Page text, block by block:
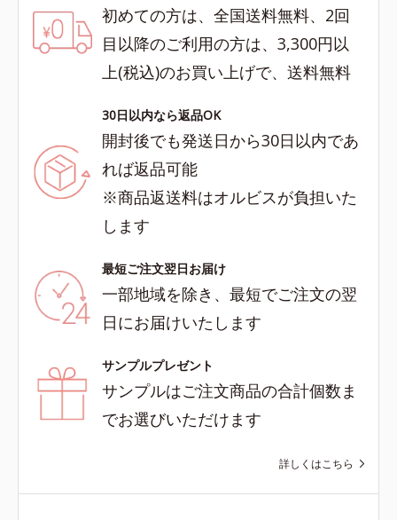
初めての方は、全国送料無料、2回
目以降のご利用の方は、3,300円以
上(税込)のお買い上げで、送料無料
30日以内なら返品OK
開封後でも発送日から30日以内であ
れば返品可能
※商品返送料はオルビスが負担いた
します
最短ご注文翌日お届け
一部地域を除き、最短でご注文の翌
日にお届けいたします
サンプルプレゼント
サンプルはご注文商品の合計個数ま
でお選びいただけます
詳しくはこちら